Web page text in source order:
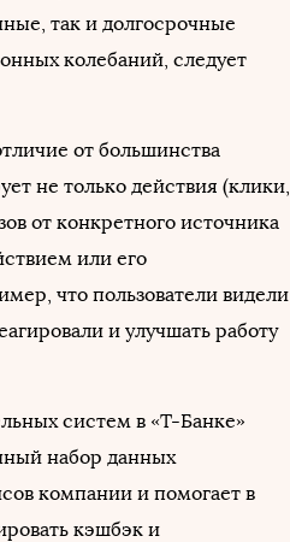
так и долгосрочные
колебаний, следует
от большинства
не только действия (клики,
от конкретного источника
или его
что пользователи видели
и улучшать работу
систем в «Т-Банке»
набор данных
компании и помогает в
кэшбэк и